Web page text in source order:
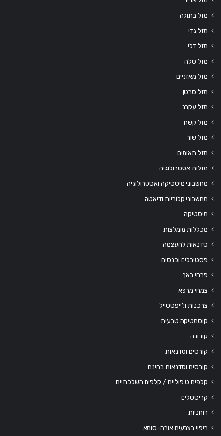
מזל בתולה
מזל גדי
מזל דלי
מזל טלה
מזל מאזניים
מזל סרטן
מזל עקרב
מזל קשת
מזל שור
מזל תאומים
מזלות אסטרולוגיה
מחשבוני מיסטיקה ואסטרולוגיה
מחשבוני קלוריות ודיאטה
מיסטיקה
מכללות מומלצות
סדנאות להעצמה
פסטיבלים וכנסים
פרחי באך
צמחי מרפא
צרכנות ולייפסטייל
קוסמטיקה טבעית
קורונה
קורסים וסדנאות
קורסים וסדנאות בחינם
קלפים טיפוליים / קלפים השלכתיים
קריסטלים
רוחניות
ריפוי בצבעים אורה-סומא